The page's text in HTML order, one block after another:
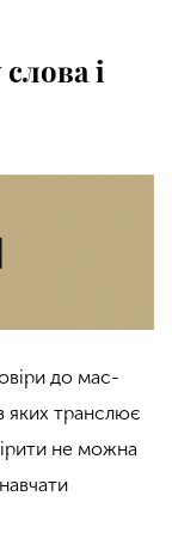
і
до мас-
яких транслює
не можна